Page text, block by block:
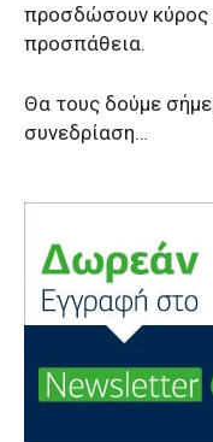
προσδώσουν κύρος
προσπάθεια.
Θα τους δούμε
συνεδρίαση…